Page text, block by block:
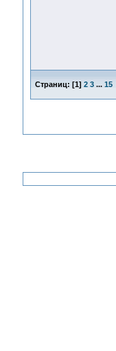
Страниц: [1] 2 3 ... 15